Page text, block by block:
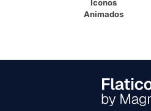
Iconos
Animados